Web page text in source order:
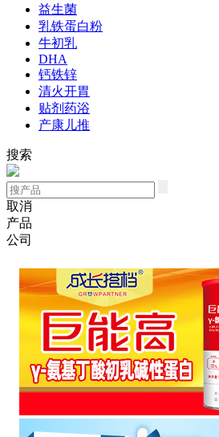
益生菌
乳铁蛋白粉
牛初乳
DHA
钙铁锌
清火开胃
贴剂药浴
产康儿推
搜索
取消
产品
公司